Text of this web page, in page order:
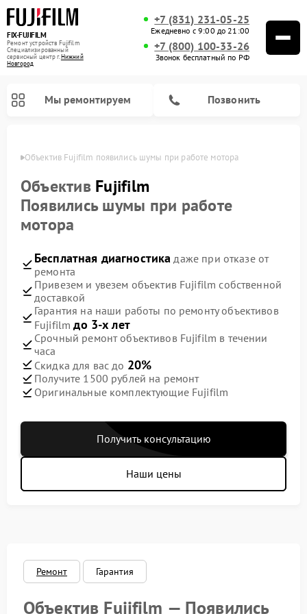
FIX-FUJIFILM
Ремонт устройств Fujifilm
Специализированный
cервисный центр г.Нижний
Новгород
+7 (831) 231-05-25
Ежедневно с 9:00 до 21:00
+7 (800) 100-33-26
Звонок бесплатный по РФ
Мы ремонтируем Позвонить
Объектив Fujifilm появились шумы при работе мотора
Объектив Fujifilm
Появились шумы при работе
мотора
Бесплатная диагностика даже при отказе от
ремонта
Привезем и увезем объектив Fujifilm собственной
доставкой
Гарантия на наши работы по ремонту объективов
Fujifilmдо 3-х лет
Срочный ремонт объективов Fujifilm в течении
часа
Скидка для вас до 20%
Получите 1500 рублей на ремонт
Оригинальные комплектующие Fujifilm
Получить консультацию
Наши цены
Ремонт Гарантия
Объектив Fujifilm — Появились